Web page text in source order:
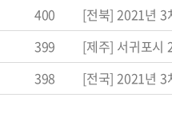
400
[전북] 2021년 3
399
[제주] 서귀포시
398
[전국] 2021년 3